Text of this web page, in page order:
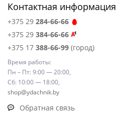
Контактная информация
+375 29 284-66-66
+375 29 384-66-66
+375 17 388-66-99 (город)
Время работы:
Пн – Пт: 9:00 — 20:00,
Сб: 10:00 — 18:00,
shop@ydachnik.by
Обратная связь